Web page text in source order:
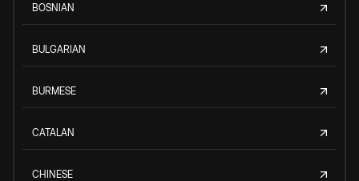
BOSNIAN
BULGARIAN
BURMESE
CATALAN
CHINESE